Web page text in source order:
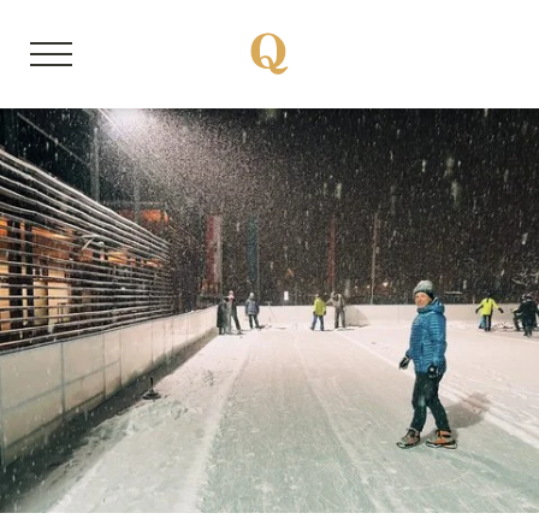
DE EN
Über uns
Mitgliedsbetriebe
Unsere Storys
Quality Hosts erleben
Sanfte Anreise